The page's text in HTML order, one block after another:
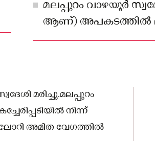
മലപ്പുറം വാഴയൂർ
ആണ്) അപകടത്തിൽ
മരിച്ചു.മലപ്പുറം
നിന്ന്
അമിത വേഗത്തിൽ